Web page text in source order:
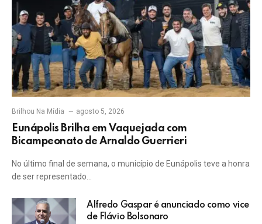
Brilhou Na Mídia agosto 5, 2026
Eunápolis Brilha em Vaquejada com
Bicampeonato de Arnaldo Guerrieri
No último final de semana, o município de Eunápolis teve a honra
de ser representado…
Alfredo Gaspar é anunciado como vice
de Flávio Bolsonaro